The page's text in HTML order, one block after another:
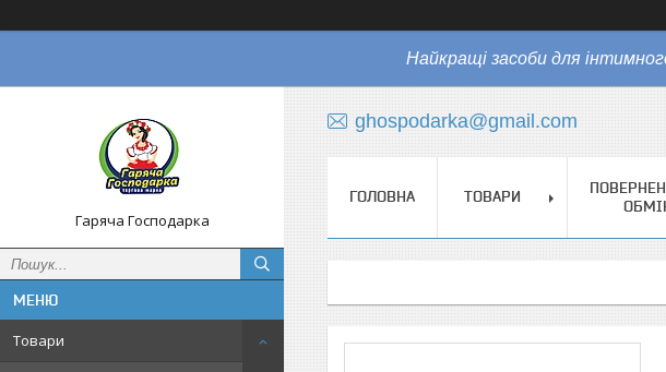
Найкращі засоби для
Гаряча Господарка
Товари
ghospodarka@gmail.com
ГОЛОВНА ТОВАРИ